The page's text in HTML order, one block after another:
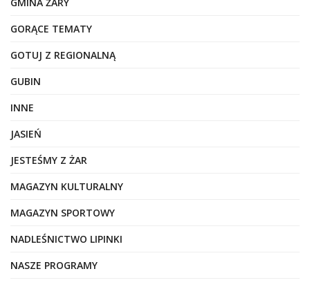
GORĄCE TEMATY
GOTUJ Z REGIONALNĄ
GUBIN
INNE
JASIEŃ
JESTEŚMY Z ŻAR
MAGAZYN KULTURALNY
MAGAZYN SPORTOWY
NADLEŚNICTWO LIPINKI
NASZE PROGRAMY